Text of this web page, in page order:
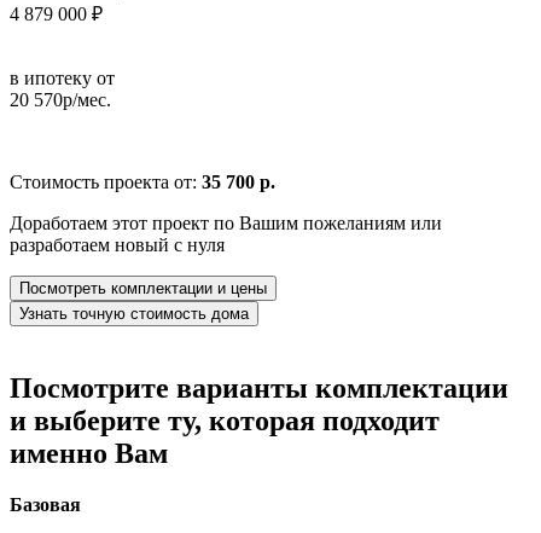
4 879 000 ₽
в ипотеку от
20 570р/мес.
Стоимость проекта от: 35 700 р.
Доработаем этот проект по Вашим пожеланиям или
разработаем новый с нуля
Посмотреть комплектации и цены
Узнать точную стоимость дома
Посмотрите варианты комплектации
и выберите ту, которая подходит
именно Вам
Базовая